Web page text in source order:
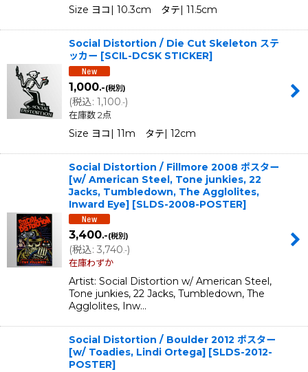
Size ヨコ| 10.3cm タテ| 11.5cm
Social Distortion / Die Cut Skeleton ステ
ッカー [SCIL-DCSK STICKER]
1,000.-(税別)
(税込: 1,100.-)
在庫数 2点
Size ヨコ| 11m タテ| 12cm
Social Distortion / Fillmore 2008 ポスター
[w/ American Steel, Tone junkies, 22
Jacks, Tumbledown, The Agglolites,
Inward Eye] [SLDS-2008-POSTER]
3,400.-(税別)
(税込: 3,740.-)
在庫わずか
Artist: Social Distortion w/ American Steel,
Tone junkies, 22 Jacks, Tumbledown, The
Agglolites, Inw…
Social Distortion / Boulder 2012 ポスター
[w/ Toadies, Lindi Ortega] [SLDS-2012-
POSTER]